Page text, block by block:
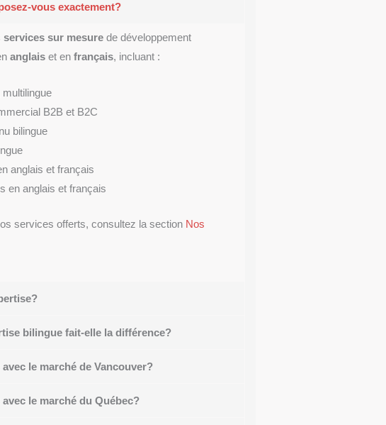
vous exactement?
services sur mesure de développement
anglais et en français, incluant :
B2B et B2C
bilingue
anglais et français
en anglais et français
services offerts, consultez la section Nos
bilingue fait-elle la différence?
le marché de Vancouver?
le marché du Québec?